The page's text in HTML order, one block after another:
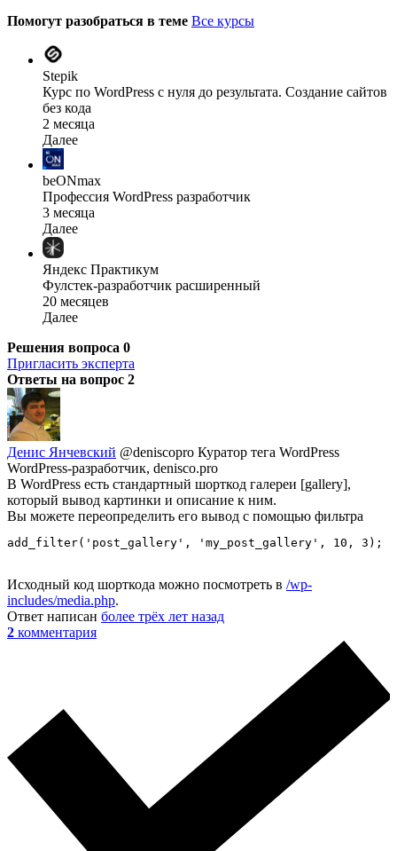
Помогут разобраться в теме Все курсы
Stepik
Курс по WordPress с нуля до результата. Создание сайтов
без кода
2 месяца
Далее
beONmax
Профессия WordPress разработчик
3 месяца
Далее
Яндекс Практикум
Фулстек-разработчик расширенный
20 месяцев
Далее
Решения вопроса 0
Пригласить эксперта
Ответы на вопрос 2
Денис Янчевский @deniscopro Куратор тега WordPress
WordPress-разработчик, denisco.pro
В WordPress есть стандартный шорткод галереи [gallery],
который вывод картинки и описание к ним.
Вы можете переопределить его вывод с помощью фильтра
add_filter('post_gallery', 'my_post_gallery', 10, 3);
Исходный код шорткода можно посмотреть в /wp-
includes/media.php.
Ответ написан более трёх лет назад
2 комментария